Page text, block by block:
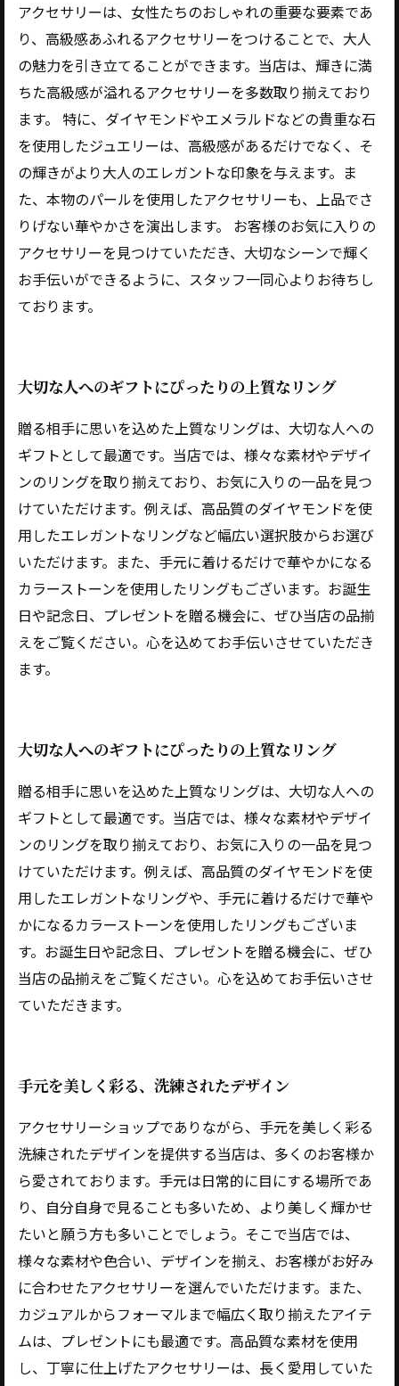
アクセサリーは、女性たちのおしゃれの重要な要素であ
り、高級感あふれるアクセサリーをつけることで、大人
の魅力を引き立てることができます。当店は、輝きに満
ちた高級感が溢れるアクセサリーを多数取り揃えており
ます。 特に、ダイヤモンドやエメラルドなどの貴重な石
を使用したジュエリーは、高級感があるだけでなく、そ
の輝きがより大人のエレガントな印象を与えます。ま
た、本物のパールを使用したアクセサリーも、上品でさ
りげない華やかさを演出します。 お客様のお気に入りの
アクセサリーを見つけていただき、大切なシーンで輝く
お手伝いができるように、スタッフ一同心よりお待ちし
ております。
大切な人へのギフトにぴったりの上質なリング
贈る相手に思いを込めた上質なリングは、大切な人への
ギフトとして最適です。当店では、様々な素材やデザイ
ンのリングを取り揃えており、お気に入りの一品を見つ
けていただけます。例えば、高品質のダイヤモンドを使
用したエレガントなリングなど幅広い選択肢からお選び
いただけます。また、手元に着けるだけで華やかになる
カラーストーンを使用したリングもございます。お誕生
日や記念日、プレゼントを贈る機会に、ぜひ当店の品揃
えをご覧ください。心を込めてお手伝いさせていただき
ます。
大切な人へのギフトにぴったりの上質なリング
贈る相手に思いを込めた上質なリングは、大切な人への
ギフトとして最適です。当店では、様々な素材やデザイ
ンのリングを取り揃えており、お気に入りの一品を見つ
けていただけます。例えば、高品質のダイヤモンドを使
用したエレガントなリングや、手元に着けるだけで華や
かになるカラーストーンを使用したリングもございま
す。お誕生日や記念日、プレゼントを贈る機会に、ぜひ
当店の品揃えをご覧ください。心を込めてお手伝いさせ
ていただきます。
手元を美しく彩る、洗練されたデザイン
アクセサリーショップでありながら、手元を美しく彩る
洗練されたデザインを提供する当店は、多くのお客様か
ら愛されております。手元は日常的に目にする場所であ
り、自分自身で見ることも多いため、より美しく輝かせ
たいと願う方も多いことでしょう。そこで当店では、
様々な素材や色合い、デザインを揃え、お客様がお好み
に合わせたアクセサリーを選んでいただけます。また、
カジュアルからフォーマルまで幅広く取り揃えたアイテ
ムは、プレゼントにも最適です。高品質な素材を使用
し、丁寧に仕上げたアクセサリーは、長く愛用していた